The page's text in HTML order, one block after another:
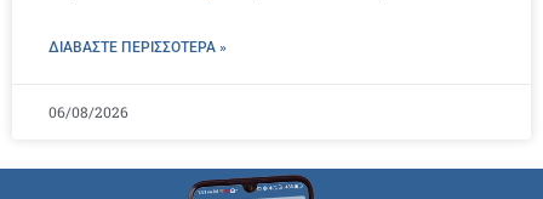
ΔΙΑΒΑΣΤΕ ΠΕΡΙΣΣΌΤΕΡΑ »
06/08/2026